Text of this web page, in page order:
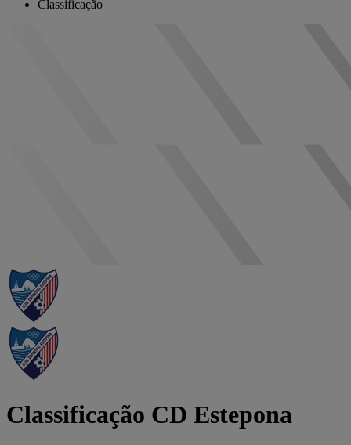
Classificação
Classificação CD Estepona